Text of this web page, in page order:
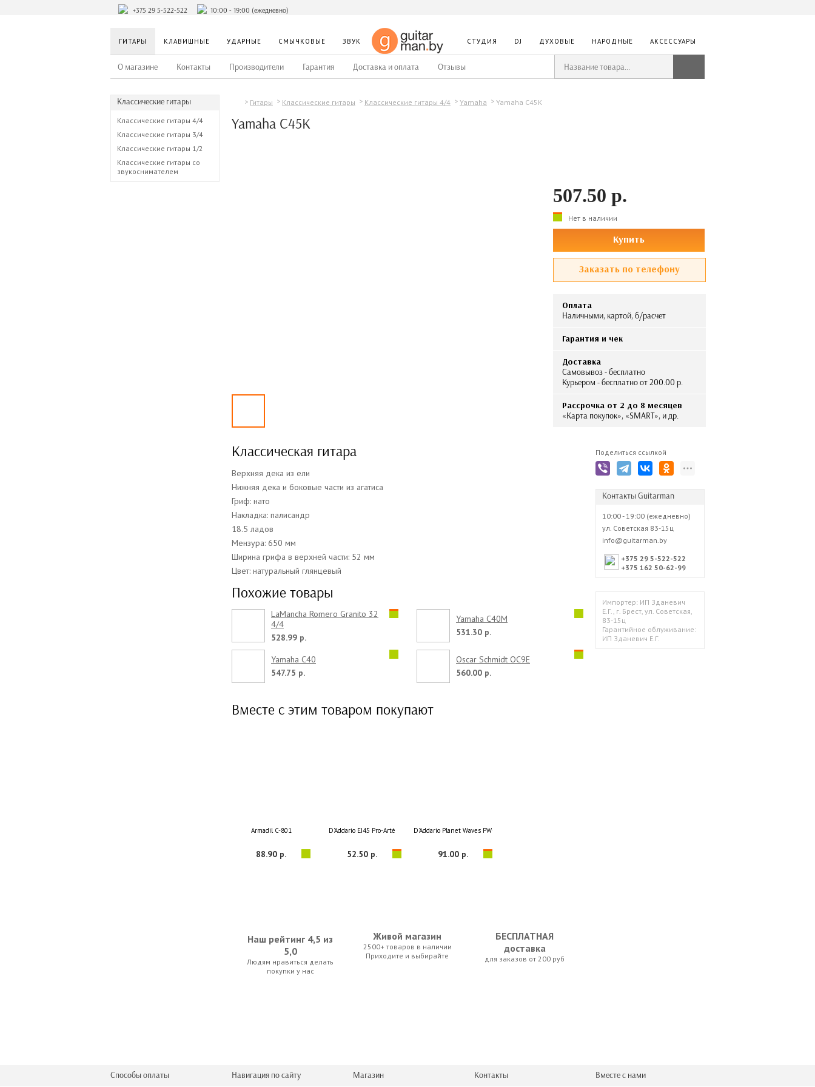
+375 29 5-522-522 10:00 - 19:00 (ежедневно)
ГИТАРЫ КЛАВИШНЫЕ УДАРНЫЕ СМЫЧКОВЫЕ ЗВУК СТУДИЯ DJ ДУХОВЫЕ НАРОДНЫЕ АКСЕССУАРЫ
О магазине Контакты Производители Гарантия Доставка и оплата Отзывы
Классические гитары
Классические гитары 4/4
Классические гитары 3/4
Классические гитары 1/2
Классические гитары со
звукоснимателем
Гитары Классические гитары Классические гитары 4/4 Yamaha Yamaha C45K
Yamaha C45K
507.50 р.
Нет в наличии
Купить
Заказать по телефону
Оплата
Наличными, картой, б/расчет
Гарантия и чек
Доставка
Самовывоз - бесплатно
Курьером - бесплатно от 200.00 р.
Рассрочка от 2 до 8 месяцев
«Карта покупок», «SMART», и др.
Классическая гитара
Верхняя дека из ели
Нижняя дека и боковые части из агатиса
Гриф: нато
Накладка: палисандр
18.5 ладов
Мензура: 650 мм
Ширина грифа в верхней части: 52 мм
Цвет: натуральный глянцевый
Похожие товары
LaMancha Romero Granito 32
4/4
528.99 р.
Yamaha C40M
531.30 р.
Yamaha C40
547.75 р.
Oscar Schmidt OC9E
560.00 р.
Вместе с этим товаром покупают
Armadil C-801
88.90 р.
D'Addario EJ45 Pro-Arté
52.50 р.
D'Addario Planet Waves PW-CT-17BK Eclipse Headstock Tuner
91.00 р.
Aviano AV-427 Classic Silver
Наш рейтинг 4,5 из
5,0
Людям нравиться делать
покупки у нас
Живой магазин
2500+ товаров в наличии
Приходите и выбирайте
БЕСПЛАТНАЯ
доставка
для заказов от 200 руб
Поделиться ссылкой
Контакты Guitarman
10:00 - 19:00 (ежедневно)
ул. Советская 83-15ц
info@guitarman.by
+375 29 5-522-522
+375 162 50-62-99
Импортер: ИП Зданевич
Е.Г., г. Брест, ул. Советская,
83-15ц
Гарантийное облуживание:
ИП Зданевич Е.Г.
Способы оплаты Навигация по сайту Магазин Контакты Вместе с нами